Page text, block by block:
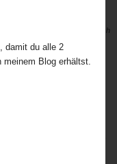
Bild: Matteo Catanese – Unsplash
denn eines,
den Regen, in der
Wir fanden es
der schon bessere
neben dem
damit du alle 2
meinem Blog erhältst.